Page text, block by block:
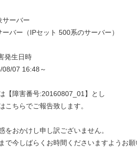
サーバー
ーバー（IPセット 500系のサーバー）
発生日時
08/07 16:48～
【障害番号:20160807_01】とし
こちらでご報告致します。
をおかけし申し訳ございません。
で今しばらくお時間くださいますようお願